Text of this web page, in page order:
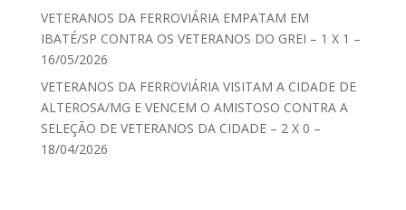
VETERANOS DA FERROVIÁRIA EMPATAM EM
IBATÉ/SP CONTRA OS VETERANOS DO GREI – 1 X 1 –
16/05/2026
VETERANOS DA FERROVIÁRIA VISITAM A CIDADE DE
ALTEROSA/MG E VENCEM O AMISTOSO CONTRA A
SELEÇÃO DE VETERANOS DA CIDADE – 2 X 0 –
18/04/2026